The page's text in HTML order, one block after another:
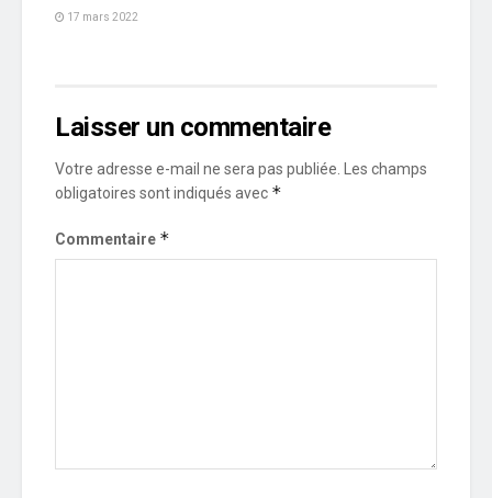
17 mars 2022
Laisser un commentaire
Votre adresse e-mail ne sera pas publiée. Les champs
obligatoires sont indiqués avec *
Commentaire *